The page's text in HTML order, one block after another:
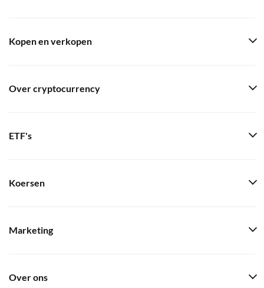
Kopen en verkopen
Over cryptocurrency
ETF's
Koersen
Marketing
Over ons